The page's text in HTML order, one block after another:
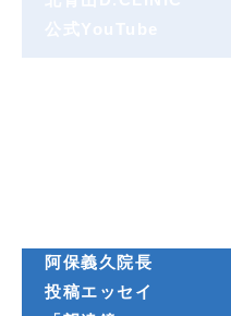
阿保義久院長
投稿エッセイ